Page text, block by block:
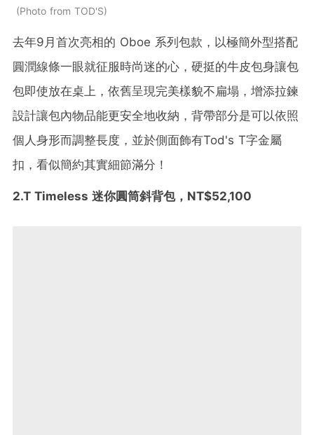
Photo from TOD'S
去年9月首次亮相的 Oboe 系列包款，以極簡外型搭配
圓潤線條一眼就征服時尚迷的心，硬挺的牛皮包身讓包
包即使放在桌上，依舊呈現完美樣貌不扁塌，增添拉鍊
設計讓包內物品能更安全地收納，背帶部分是可以依照
個人身形而調整長度，並於側面飾有Tod's T字金屬
扣，看似簡約其實細節滿分！
2.T Timeless 迷你圓筒斜背包，NT$52,100